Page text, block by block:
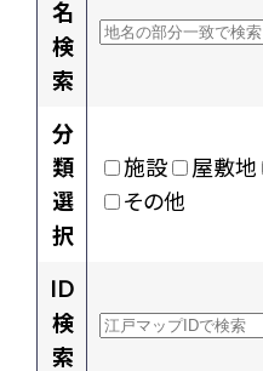
名
検
索
分
類
選
択
施設 屋敷地
その他
ID
検
索